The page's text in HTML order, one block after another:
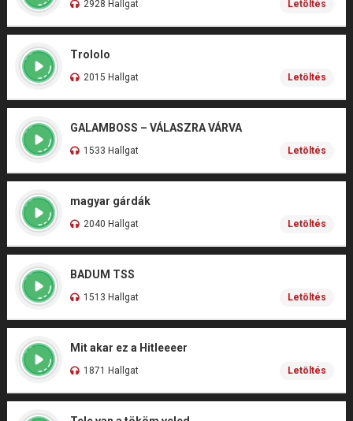
2928 Hallgat Letöltés
Trololo
2015 Hallgat Letöltés
GALAMBOSS – VÁLASZRA VÁRVA
1533 Hallgat Letöltés
magyar gárdák
2040 Hallgat Letöltés
BADUM TSS
1513 Hallgat Letöltés
Mit akar ez a Hitleeeer
1871 Hallgat Letöltés